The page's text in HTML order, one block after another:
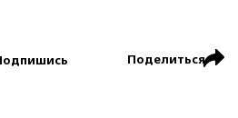
Поделиться